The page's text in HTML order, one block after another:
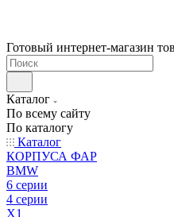
Готовый интернет-магазин
Каталог
По всему сайту
По каталогу
Каталог
КОРПУСА ФАР
BMW
6 серии
4 серии
X1